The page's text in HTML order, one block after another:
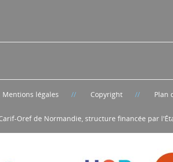
Mentions légales Copyright Plan
Oref de Normandie, structure financée par